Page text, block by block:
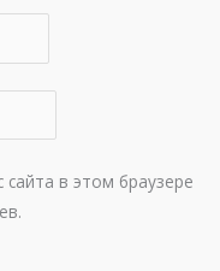
в этом браузере